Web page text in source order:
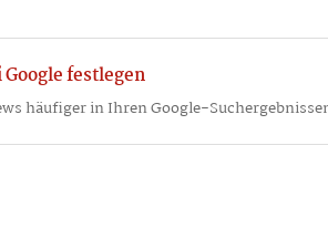
festlegen
häufiger in Ihren Google-